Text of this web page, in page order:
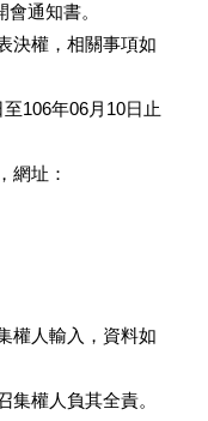
通知書。
決權，相關事項如
106年06月10日止
網址：
權人輸入，資料如
集權人負其全責。